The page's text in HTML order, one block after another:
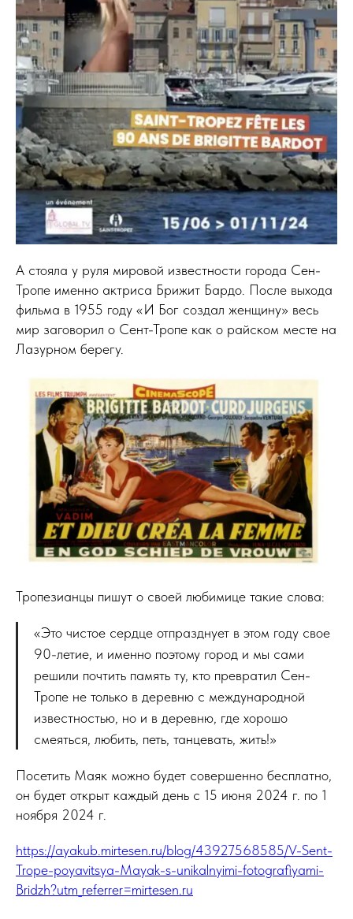
А стояла у руля мировой известности города Сен-
Тропе именно актриса Брижит Бардо. После выхода
фильма в 1955 году «И Бог создал женщину» весь
мир заговорил о Сент-Тропе как о райском месте на
Лазурном берегу.
Тропезианцы пишут о своей любимице такие слова:
«Это чистое сердце отпразднует в этом году свое
90-летие, и именно поэтому город и мы сами
решили почтить память ту, кто превратил Сен-
Тропе не только в деревню с международной
известностью, но и в деревню, где хорошо
смеяться, любить, петь, танцевать, жить!»
Посетить Маяк можно будет совершенно бесплатно,
он будет открыт каждый день с 15 июня 2024 г. по 1
ноября 2024 г.
https://ayakub.mirtesen.ru/blog/43927568585/V-Sent-
Trope-poyavitsya-Mayak-s-unikalnyimi-fotografiyami-
Bridzh?utm_referrer=mirtesen.ru